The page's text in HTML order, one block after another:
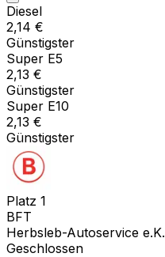
Diesel
2,14 €
Günstigster
Super E5
2,13 €
Günstigster
Super E10
2,13 €
Günstigster
Platz 1
BFT
Herbsleb-Autoservice e.K.
Geschlossen